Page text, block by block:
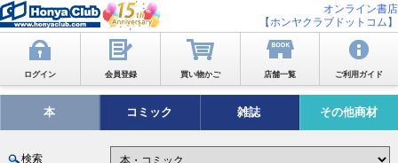
オンライン書店
【ホンヤクラブドットコム】
ログイン 会員登録 買い物かご 店舗一覧 ご利用ガイド
本 コミック 雑誌 その他商材
検索